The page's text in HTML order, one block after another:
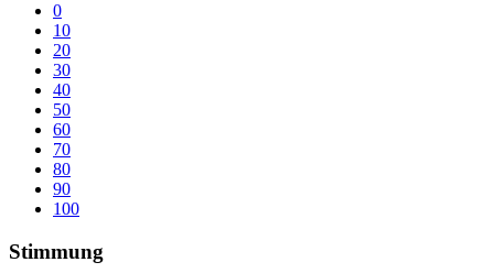
0
10
20
30
40
50
60
70
80
90
100
Stimmung